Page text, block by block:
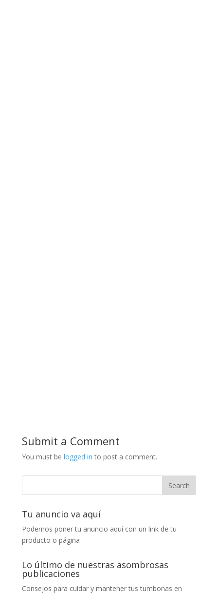
Submit a Comment
You must be logged in to post a comment.
Tu anuncio va aquí
Podemos poner tu anuncio aquí con un link de tu
producto o página
Lo último de nuestras asombrosas
publicaciones
Consejos para cuidar y mantener tus tumbonas en